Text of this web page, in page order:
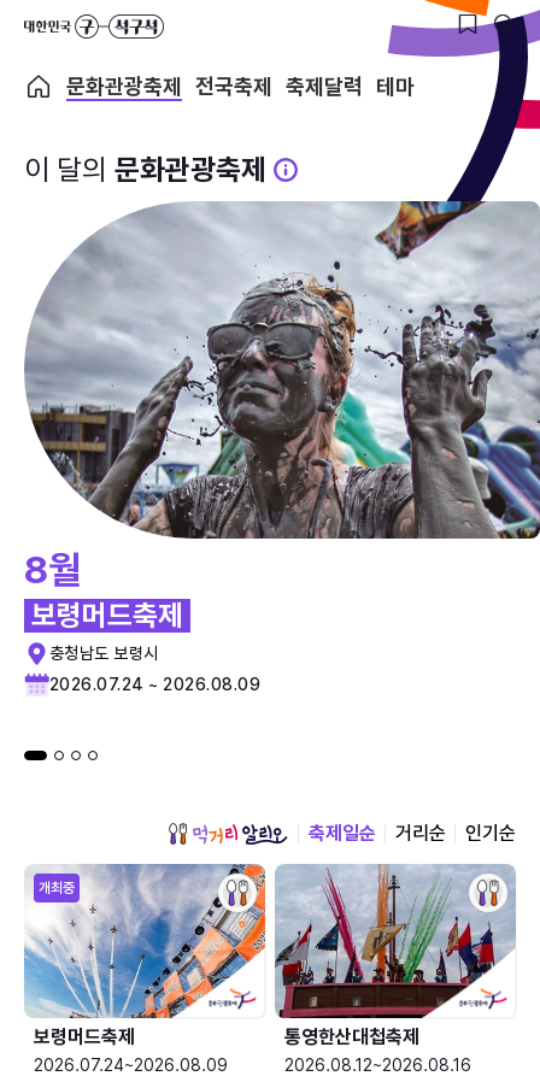
문화관광축제 전국축제 축제달력 테마
이 달의 문화관광축제
8월
보령머드축제
충청남도 보령시
2026.07.24 ~ 2026.08.09
축제일순 거리순 인기순
개최중
보령머드축제
2026.07.24~2026.08.09
통영한산대첩축제
2026.08.12~2026.08.16